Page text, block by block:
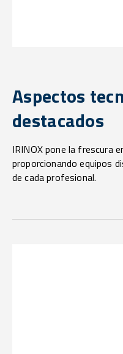
Aspectos
destacados
IRINOX pone la frescura
proporcionando equipos
de cada profesional.